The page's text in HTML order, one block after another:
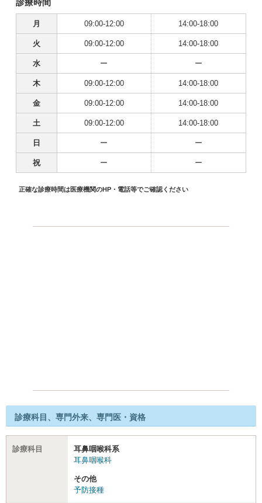
月 09:00-12:00 14:00-18:00
火 09:00-12:00 14:00-18:00
水 ー ー
木 09:00-12:00 14:00-18:00
金 09:00-12:00 14:00-18:00
土 09:00-12:00 14:00-18:00
日 ー ー
祝 ー ー
正確な診療時間は医療機関のHP・電話等でご確認ください
診療科目、専門外来、専門医・資格
診療科目
耳鼻咽喉科系
耳鼻咽喉科
その他
予防接種